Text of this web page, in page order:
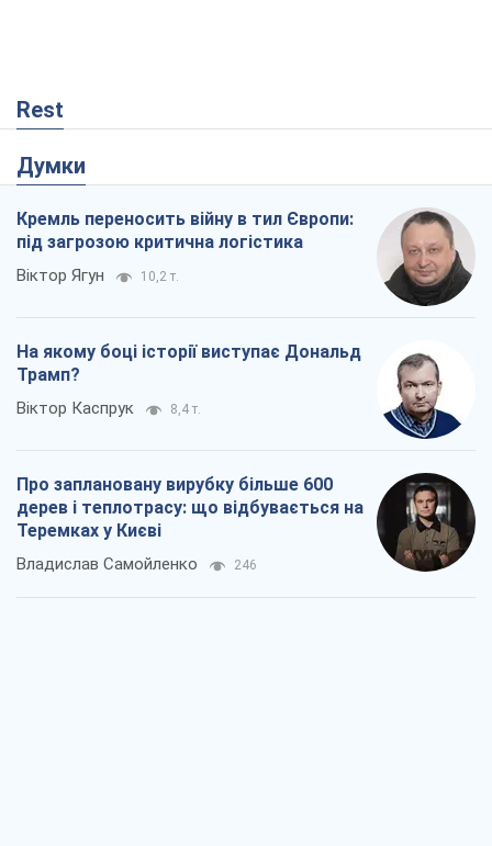
Rest
Думки
Кремль переносить війну в тил Європи:
під загрозою критична логістика
Віктор Ягун 10,2 т.
На якому боці історії виступає Дональд
Трамп?
Віктор Каспрук 8,4 т.
Про заплановану вирубку більше 600
дерев і теплотрасу: що відбувається на
Теремках у Києві
Владислав Самойленко 246